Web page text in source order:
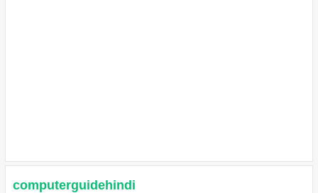
computerguidehindi